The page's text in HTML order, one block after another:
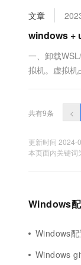
不通过:见评
文章
windows +
一、卸载
拟机。虚拟
共有9条 <
更新时间 2024-
本页面内关键词
Windows
Windows
Windows